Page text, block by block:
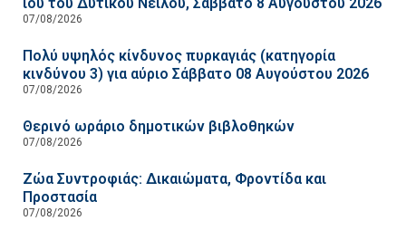
07/08/2026
Πολύ υψηλός κίνδυνος πυρκαγιάς (κατηγορία
κινδύνου 3) για αύριο Σάββατο 08 Αυγούστου 2026
07/08/2026
Θερινό ωράριο δημοτικών βιβλοθηκών
07/08/2026
Ζώα Συντροφιάς: Δικαιώματα, Φροντίδα και
Προστασία
07/08/2026